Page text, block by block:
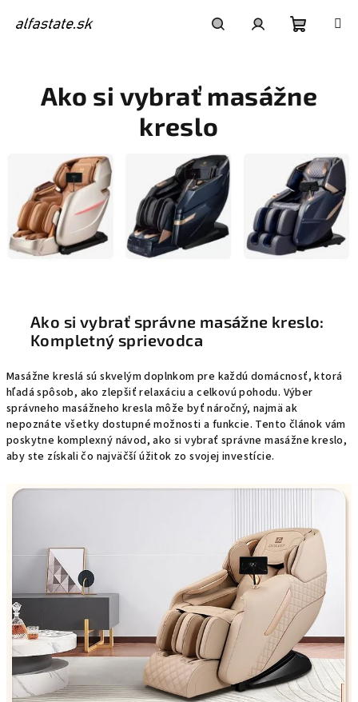
košík
Ako si vybrať masážne
kreslo
Ako si vybrať správne masážne kreslo:
Kompletný sprievodca
Masážne kreslá sú skvelým doplnkom pre každú domácnosť, ktorá
hľadá spôsob, ako zlepšiť relaxáciu a celkovú pohodu. Výber
správneho masážneho kresla môže byť náročný, najmä ak
nepoznáte všetky dostupné možnosti a funkcie. Tento článok vám
poskytne komplexný návod, ako si vybrať správne masážne kreslo,
aby ste získali čo najväčší úžitok zo svojej investície.